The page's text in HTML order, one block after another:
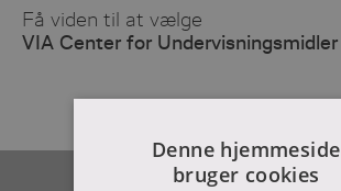
Skip
Main
Få viden til at vælge
VIA Center for Undervisningsmidler
Denne hjemmeside
bruger cookies